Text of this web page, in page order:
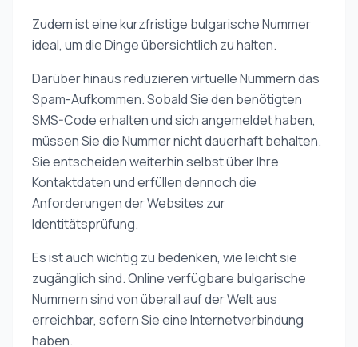
Zudem ist eine kurzfristige bulgarische Nummer
ideal, um die Dinge übersichtlich zu halten.
Darüber hinaus reduzieren virtuelle Nummern das
Spam-Aufkommen. Sobald Sie den benötigten
SMS-Code erhalten und sich angemeldet haben,
müssen Sie die Nummer nicht dauerhaft behalten.
Sie entscheiden weiterhin selbst über Ihre
Kontaktdaten und erfüllen dennoch die
Anforderungen der Websites zur
Identitätsprüfung.
Es ist auch wichtig zu bedenken, wie leicht sie
zugänglich sind. Online verfügbare bulgarische
Nummern sind von überall auf der Welt aus
erreichbar, sofern Sie eine Internetverbindung
haben.